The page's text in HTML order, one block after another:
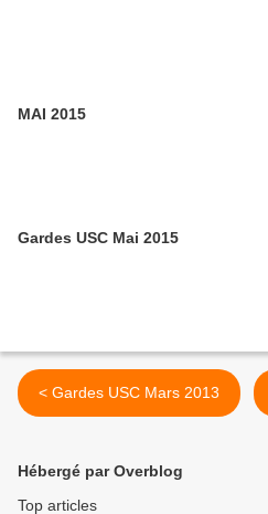
MAI 2015
Gardes USC Mai 2015
< Gardes USC Mars 2013
Hébergé par Overblog
Top articles